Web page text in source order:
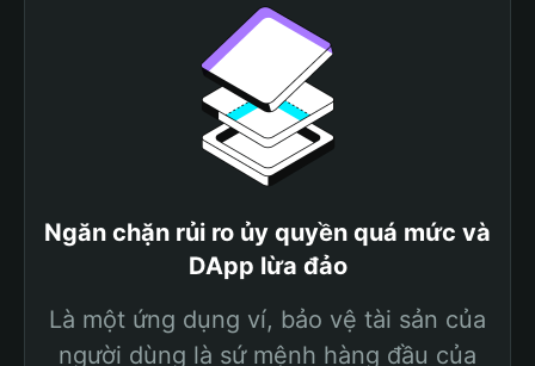
Ngăn chặn rủi ro ủy quyền quá mức và
DApp lừa đảo
Là một ứng dụng ví, bảo vệ tài sản của
người dùng là sứ mệnh hàng đầu của